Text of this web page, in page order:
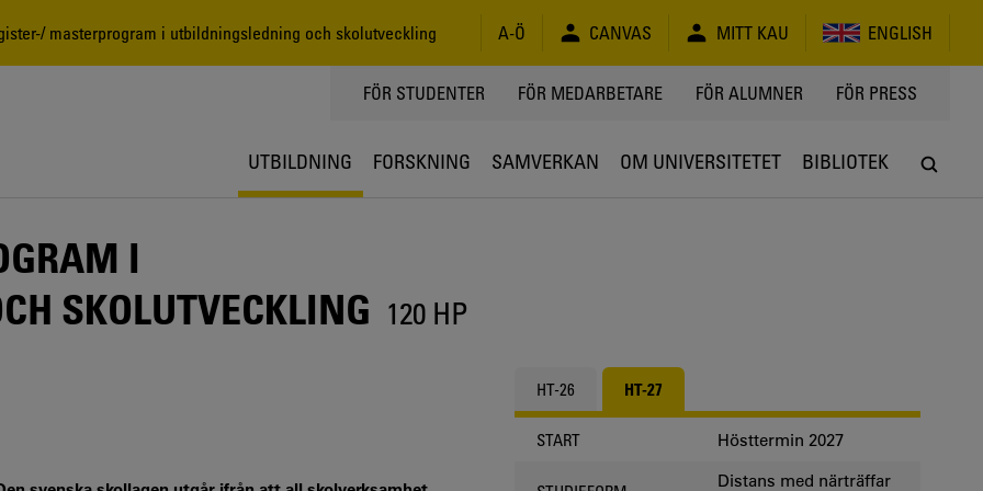
masterprogram i utbildningsledning och skolutveckling A-Ö CANVAS MITT KAU ENGLISH
TOPPMENY
FÖR STUDENTER FÖR MEDARBETARE FÖR ALUMNER FÖR PRESS
UTBILDNING FORSKNING SAMVERKAN OM UNIVERSITETET BIBLIOTEK
I
SKOLUTVECKLING 120 HP
HT-26 HT-27
START Hösttermin 2027
Distans med närträffar